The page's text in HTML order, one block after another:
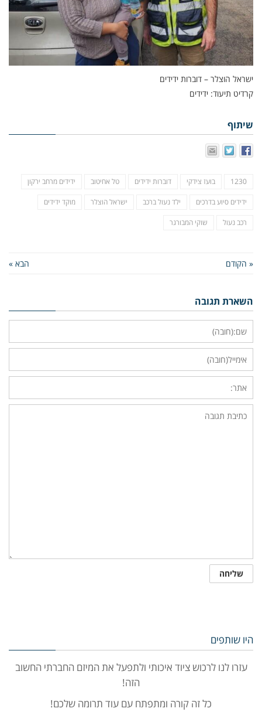
ישראל הוצלר – דוברות ידידים
קרדיט תיעוד: ידידים
שיתוף
1230 בועז צידקי דוברות ידידים טל אחיטוב ידידים מרחב ירקון
ידידים סיוע בדרכים ילד נעול ברכב ישראל הוצלר מוקד ידידים
רכב נעול שוקי המבורגר
« הקודם הבא »
השארת תגובה
היו שותפים
עזרו לנו לרכוש ציוד איכותי ולתפעל את המיזם החברתי החשוב
הזה!
כל זה קורה ומתפתח עם עוד תרומה שלכם!